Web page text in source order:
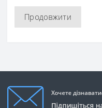
Продовжити
Хочете
Підпишіться